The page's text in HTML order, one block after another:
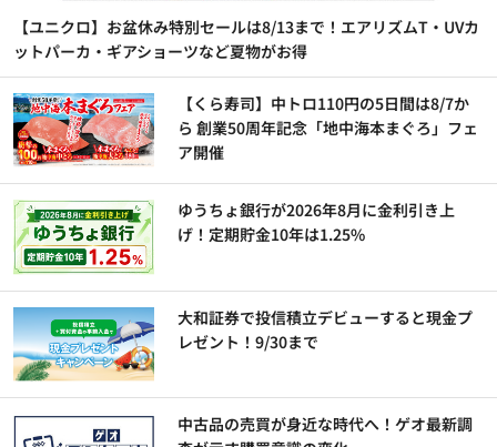
【ユニクロ】お盆休み特別セールは8/13まで！エアリズムT・UVカ
ットパーカ・ギアショーツなど夏物がお得
【くら寿司】中トロ110円の5日間は8/7か
ら 創業50周年記念「地中海本まぐろ」フェ
ア開催
ゆうちょ銀行が2026年8月に金利引き上
げ！定期貯金10年は1.25%
大和証券で投信積立デビューすると現金プ
レゼント！9/30まで
中古品の売買が身近な時代へ！ゲオ最新調